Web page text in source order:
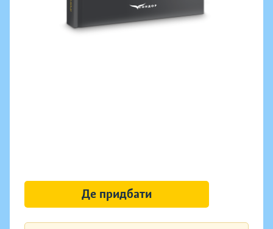
Де придбати